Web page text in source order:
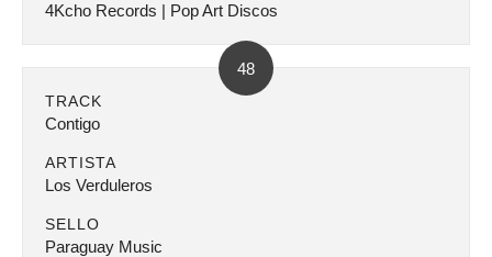
4Kcho Records | Pop Art Discos
48
TRACK
Contigo
ARTISTA
Los Verduleros
SELLO
Paraguay Music